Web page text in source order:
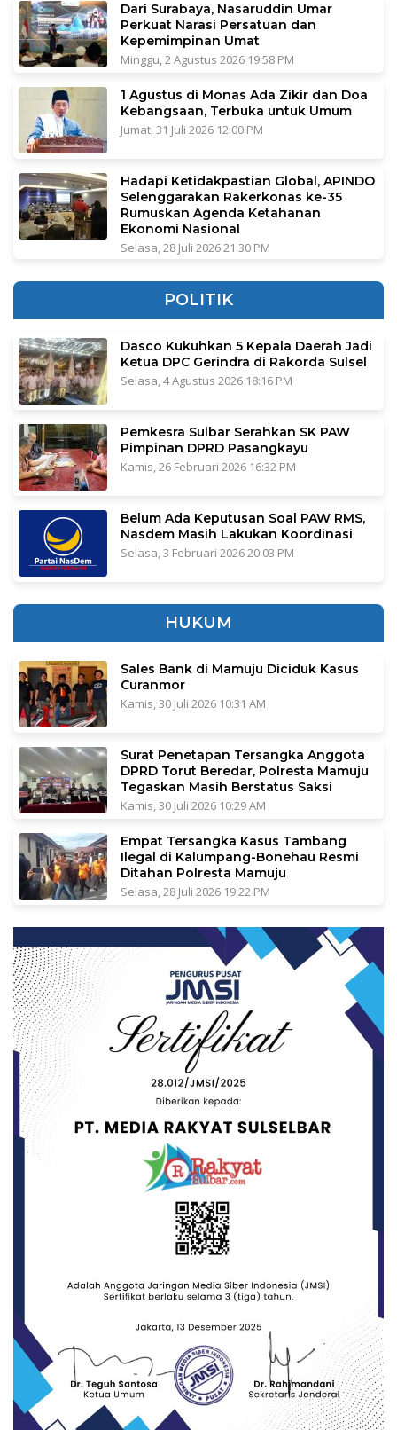
Dari Surabaya, Nasaruddin Umar
Perkuat Narasi Persatuan dan
Kepemimpinan Umat
Minggu, 2 Agustus 2026 19:58 PM
1 Agustus di Monas Ada Zikir dan Doa
Kebangsaan, Terbuka untuk Umum
Jumat, 31 Juli 2026 12:00 PM
Hadapi Ketidakpastian Global, APINDO
Selenggarakan Rakerkonas ke-35
Rumuskan Agenda Ketahanan
Ekonomi Nasional
Selasa, 28 Juli 2026 21:30 PM
POLITIK
Dasco Kukuhkan 5 Kepala Daerah Jadi
Ketua DPC Gerindra di Rakorda Sulsel
Selasa, 4 Agustus 2026 18:16 PM
Pemkesra Sulbar Serahkan SK PAW
Pimpinan DPRD Pasangkayu
Kamis, 26 Februari 2026 16:32 PM
Belum Ada Keputusan Soal PAW RMS,
Nasdem Masih Lakukan Koordinasi
Selasa, 3 Februari 2026 20:03 PM
HUKUM
Sales Bank di Mamuju Diciduk Kasus
Curanmor
Kamis, 30 Juli 2026 10:31 AM
Surat Penetapan Tersangka Anggota
DPRD Torut Beredar, Polresta Mamuju
Tegaskan Masih Berstatus Saksi
Kamis, 30 Juli 2026 10:29 AM
Empat Tersangka Kasus Tambang
Ilegal di Kalumpang-Bonehau Resmi
Ditahan Polresta Mamuju
Selasa, 28 Juli 2026 19:22 PM